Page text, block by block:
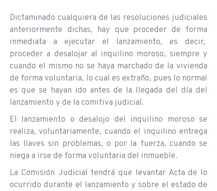
Dictaminado cualquiera de las resoluciones judiciales
anteriormente dichas, hay que proceder de forma
inmediata a ejecutar el lanzamiento, es decir,
proceder a desalojar al inquilino moroso, siempre y
cuando el mismo no se haya marchado de la vivienda
de forma voluntaria, lo cual es extraño, pues lo normal
es que se hayan ido antes de la llegada del día del
lanzamiento y de la comitiva judicial.
El lanzamiento o desalojo del inquilino moroso se
realiza, voluntariamente, cuando el inquilino entrega
las llaves sin problemas, o por la fuerza, cuando se
niega a irse de forma voluntaria del inmueble.
La Comisión Judicial tendrá que levantar Acta de lo
ocurrido durante el lanzamiento y sobre el estado de